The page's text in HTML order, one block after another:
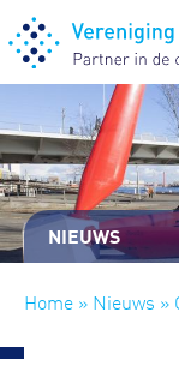
NIEUWS
Home » Nieuws »